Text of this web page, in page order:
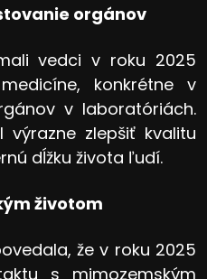
orgánov
vedci v roku 2025
konkrétne v
v laboratóriách.
zlepšiť kvalitu
dĺžku života ľudí.
životom
že v roku 2025
s mimozemským